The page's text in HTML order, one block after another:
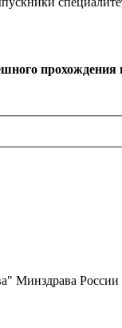
прохождения
России